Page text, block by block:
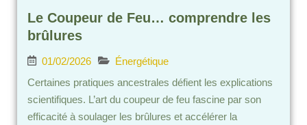
Le Coupeur de Feu… comprendre les
brûlures
01/02/2026
Énergétique
Certaines pratiques ancestrales défient les explications
scientifiques. L’art du coupeur de feu fascine par son
efficacité à soulager les brûlures et accélérer la